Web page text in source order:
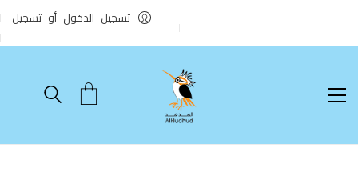
تسجيل الدخول أو تسجيل